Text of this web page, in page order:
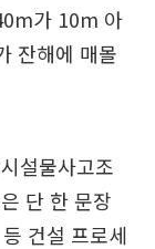
가 10m 아
잔해에 매몰
설물사고조
단 한 문장
건설 프로세